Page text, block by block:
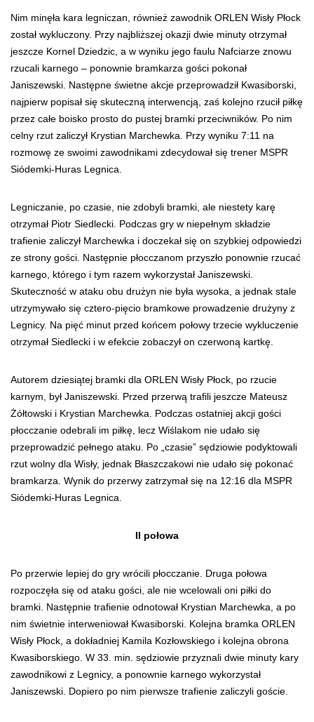
Nim minęła kara legniczan, również zawodnik ORLEN Wisły Płock
został wykluczony. Przy najbliższej okazji dwie minuty otrzymał
jeszcze Kornel Dziedzic, a w wyniku jego faulu Nafciarze znowu
rzucali karnego – ponownie bramkarza gości pokonał
Janiszewski. Następne świetne akcje przeprowadził Kwasiborski,
najpierw popisał się skuteczną interwencją, zaś kolejno rzucił piłkę
przez całe boisko prosto do pustej bramki przeciwników. Po nim
celny rzut zaliczył Krystian Marchewka. Przy wyniku 7:11 na
rozmowę ze swoimi zawodnikami zdecydował się trener MSPR
Siódemki-Huras Legnica.
Legniczanie, po czasie, nie zdobyli bramki, ale niestety karę
otrzymał Piotr Siedlecki. Podczas gry w niepełnym składzie
trafienie zaliczył Marchewka i doczekał się on szybkiej odpowiedzi
ze strony gości. Następnie płocczanom przyszło ponownie rzucać
karnego, którego i tym razem wykorzystał Janiszewski.
Skuteczność w ataku obu drużyn nie była wysoka, a jednak stale
utrzymywało się cztero-pięcio bramkowe prowadzenie drużyny z
Legnicy. Na pięć minut przed końcem połowy trzecie wykluczenie
otrzymał Siedlecki i w efekcie zobaczył on czerwoną kartkę.
Autorem dziesiątej bramki dla ORLEN Wisły Płock, po rzucie
karnym, był Janiszewski. Przed przerwą trafili jeszcze Mateusz
Żółtowski i Krystian Marchewka. Podczas ostatniej akcji gości
płocczanie odebrali im piłkę, lecz Wiślakom nie udało się
przeprowadzić pełnego ataku. Po „czasie” sędziowie podyktowali
rzut wolny dla Wisły, jednak Błaszczakowi nie udało się pokonać
bramkarza. Wynik do przerwy zatrzymał się na 12:16 dla MSPR
Siódemki-Huras Legnica.
II połowa
Po przerwie lepiej do gry wrócili płocczanie. Druga połowa
rozpoczęła się od ataku gości, ale nie wcelowali oni piłki do
bramki. Następnie trafienie odnotował Krystian Marchewka, a po
nim świetnie interweniował Kwasiborski. Kolejna bramka ORLEN
Wisły Płock, a dokładniej Kamila Kozłowskiego i kolejna obrona
Kwasiborskiego. W 33. min. sędziowie przyznali dwie minuty kary
zawodnikowi z Legnicy, a ponownie karnego wykorzystał
Janiszewski. Dopiero po nim pierwsze trafienie zaliczyli goście.